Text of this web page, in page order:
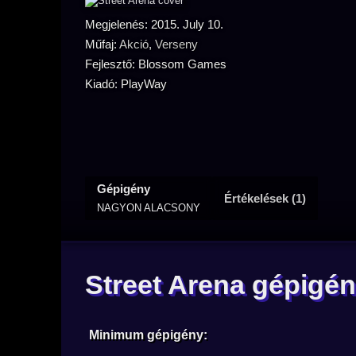
Megjelenés: 2015. July 10.
Műfaj: Akció, Verseny
Fejlesztő: Blossom Games
Kiadó: PlayWay
Gépigény
NAGYON ALACSONY
Értékelések (1)
Street Arena
Minimum gépigény: